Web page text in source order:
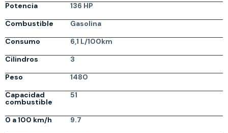
Potencia
136 HP
Combustible
Gasolina
Consumo
6,1 L/100km
Cilindros
3
Peso
1480
Capacidad
combustible
51
0 a 100 km/h
9.7